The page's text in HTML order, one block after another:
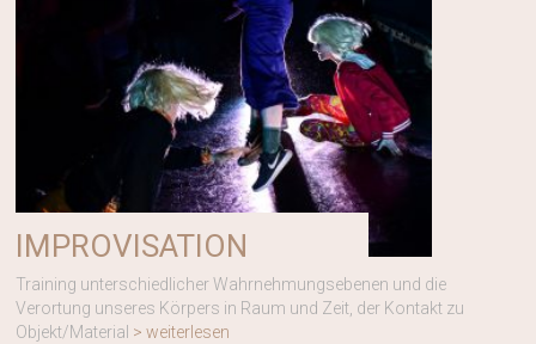
IMPROVISATION
Training unterschiedlicher Wahrnehmungsebenen und die
Verortung unseres Körpers in Raum und Zeit, der Kontakt zu
Objekt/Material > weiterlesen